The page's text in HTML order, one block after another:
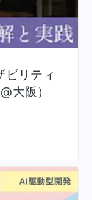
ビリティ
大阪）